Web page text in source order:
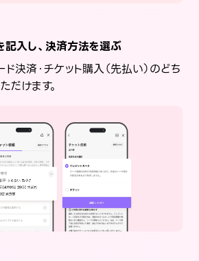
記入し、決済方法を選ぶ
ド決済・チケット購入（先払い）のどち
だけます。